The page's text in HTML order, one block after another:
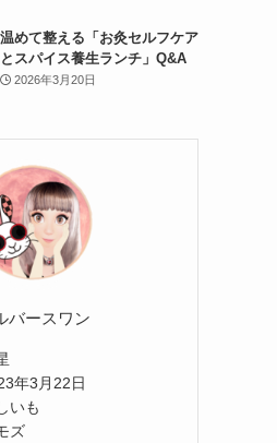
温めて整える「お灸セルフケア
とスパイス養生ランチ」Q&A
2026年3月20日
バースワン
年3月22日
いも
ズ